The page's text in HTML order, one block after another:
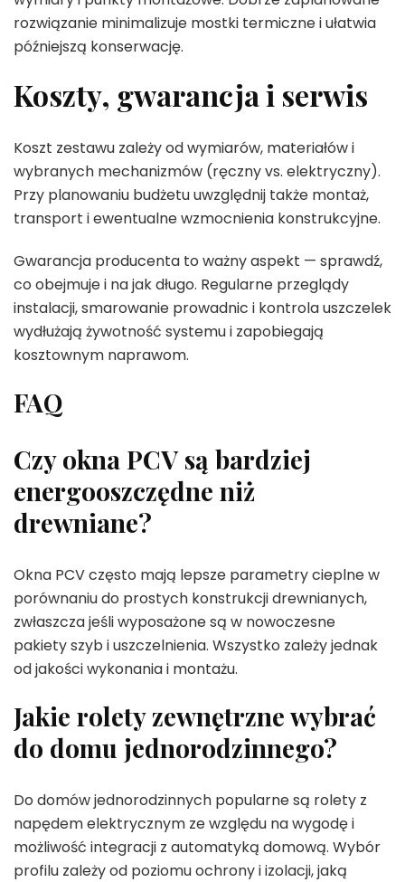
rozwiązanie minimalizuje mostki termiczne i ułatwia
późniejszą konserwację.
Koszty, gwarancja i serwis
Koszt zestawu zależy od wymiarów, materiałów i
wybranych mechanizmów (ręczny vs. elektryczny).
Przy planowaniu budżetu uwzględnij także montaż,
transport i ewentualne wzmocnienia konstrukcyjne.
Gwarancja producenta to ważny aspekt — sprawdź,
co obejmuje i na jak długo. Regularne przeglądy
instalacji, smarowanie prowadnic i kontrola uszczelek
wydłużają żywotność systemu i zapobiegają
kosztownym naprawom.
FAQ
Czy okna PCV są bardziej
energooszczędne niż
drewniane?
Okna PCV często mają lepsze parametry cieplne w
porównaniu do prostych konstrukcji drewnianych,
zwłaszcza jeśli wyposażone są w nowoczesne
pakiety szyb i uszczelnienia. Wszystko zależy jednak
od jakości wykonania i montażu.
Jakie rolety zewnętrzne wybrać
do domu jednorodzinnego?
Do domów jednorodzinnych popularne są rolety z
napędem elektrycznym ze względu na wygodę i
możliwość integracji z automatyką domową. Wybór
profilu zależy od poziomu ochrony i izolacji, jaką